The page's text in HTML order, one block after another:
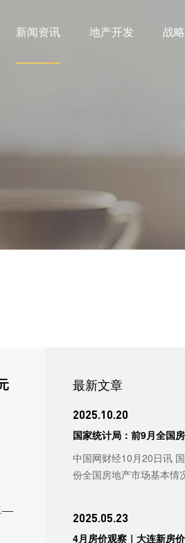
新闻资讯 地产开发 战
最新文章
2025.10.20
国家统计局：前9月全国
中国网财经10月20日讯
份全国房地产市场基本情
2025.05.23
4月房价观察｜大连新房